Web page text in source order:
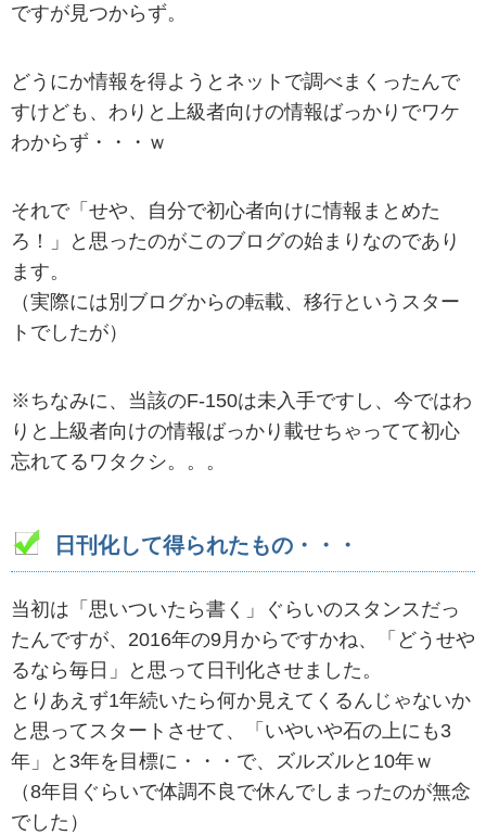
ですが見つからず。
どうにか情報を得ようとネットで調べまくったんで
すけども、わりと上級者向けの情報ばっかりでワケ
わからず・・・ｗ
それで「せや、自分で初心者向けに情報まとめた
ろ！」と思ったのがこのブログの始まりなのであり
ます。
（実際には別ブログからの転載、移行というスター
トでしたが）
※ちなみに、当該のF-150は未入手ですし、今ではわ
りと上級者向けの情報ばっかり載せちゃってて初心
忘れてるワタクシ。。。
日刊化して得られたもの・・・
当初は「思いついたら書く」ぐらいのスタンスだっ
たんですが、2016年の9月からですかね、「どうせや
るなら毎日」と思って日刊化させました。
とりあえず1年続いたら何か見えてくるんじゃないか
と思ってスタートさせて、「いやいや石の上にも3
年」と3年を目標に・・・で、ズルズルと10年ｗ
（8年目ぐらいで体調不良で休んでしまったのが無念
でした）